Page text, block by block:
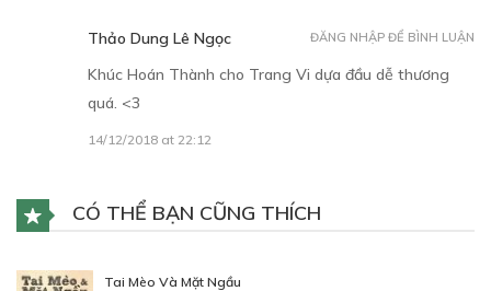
Thảo Dung Lê Ngọc
Khúc Hoán Thành cho Trang Vi dựa đầu dễ thương
quá. <3
14/12/2018 at 22:12
ĐĂNG NHẬP ĐỂ BÌNH LUẬN
CÓ THỂ BẠN CŨNG THÍCH
Tai Mèo Và Mặt Ngầu